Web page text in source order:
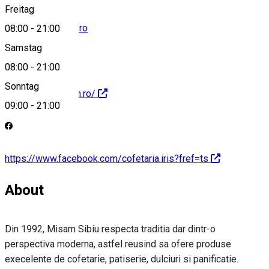
Freitag
08:00 - 21:00
Samstag
08:00 - 21:00
Sonntag
09:00 - 21:00
comenzi@misam.ro
http://www.misam.ro/
https://www.facebook.com/cofetaria.iris?fref=ts
About
Din 1992, Misam Sibiu respecta traditia dar dintr-o
perspectiva moderna, astfel reusind sa ofere produse
execelente de cofetarie, patiserie, dulciuri si panificatie.